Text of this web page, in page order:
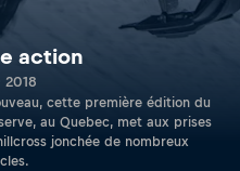
action
2018
cette première édition du
au Quebec, met aux prises
jonchée de nombreux